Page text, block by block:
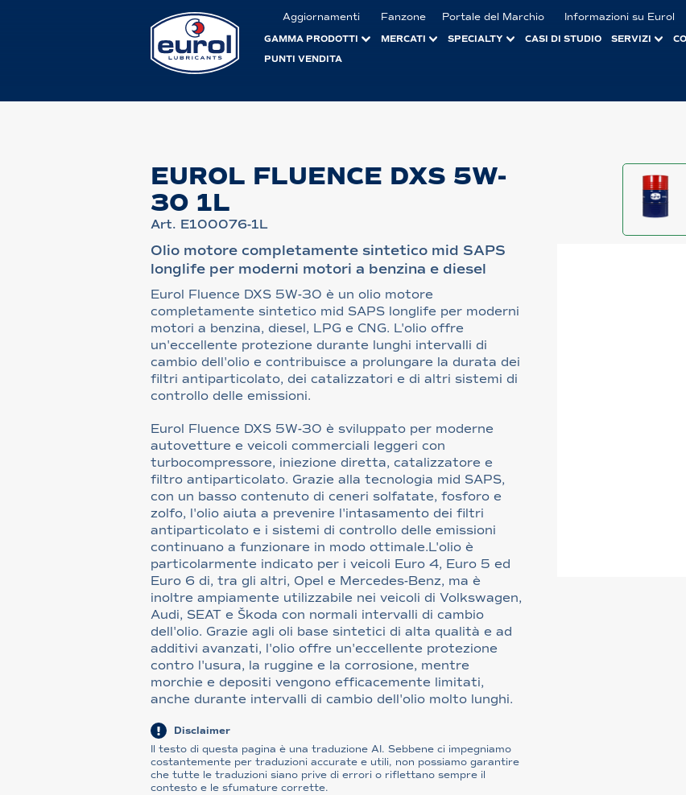
Aggiornamenti Fanzone Portale del Marchio Informazioni su Eurol
GAMMA PRODOTTI MERCATI SPECIALTY CASI DI STUDIO SERVIZI
PUNTI VENDITA
EUROL FLUENCE DXS 5W-
30 1L
Art. E100076-1L
Olio motore completamente sintetico mid SAPS
longlife per moderni motori a benzina e diesel
Eurol Fluence DXS 5W-30 è un olio motore
completamente sintetico mid SAPS longlife per moderni
motori a benzina, diesel, LPG e CNG. L'olio offre
un'eccellente protezione durante lunghi intervalli di
cambio dell'olio e contribuisce a prolungare la durata dei
filtri antiparticolato, dei catalizzatori e di altri sistemi di
controllo delle emissioni.
Eurol Fluence DXS 5W-30 è sviluppato per moderne
autovetture e veicoli commerciali leggeri con
turbocompressore, iniezione diretta, catalizzatore e
filtro antiparticolato. Grazie alla tecnologia mid SAPS,
con un basso contenuto di ceneri solfatate, fosforo e
zolfo, l'olio aiuta a prevenire l'intasamento dei filtri
antiparticolato e i sistemi di controllo delle emissioni
continuano a funzionare in modo ottimale.L'olio è
particolarmente indicato per i veicoli Euro 4, Euro 5 ed
Euro 6 di, tra gli altri, Opel e Mercedes-Benz, ma è
inoltre ampiamente utilizzabile nei veicoli di Volkswagen,
Audi, SEAT e Škoda con normali intervalli di cambio
dell'olio. Grazie agli oli base sintetici di alta qualità e ad
additivi avanzati, l'olio offre un'eccellente protezione
contro l'usura, la ruggine e la corrosione, mentre
morchie e depositi vengono efficacemente limitati,
anche durante intervalli di cambio dell'olio molto lunghi.
Disclaimer
Il testo di questa pagina è una traduzione AI. Sebbene ci impegniamo
costantemente per traduzioni accurate e utili, non possiamo garantire
che tutte le traduzioni siano prive di errori o riflettano sempre il
contesto e le sfumature corrette.